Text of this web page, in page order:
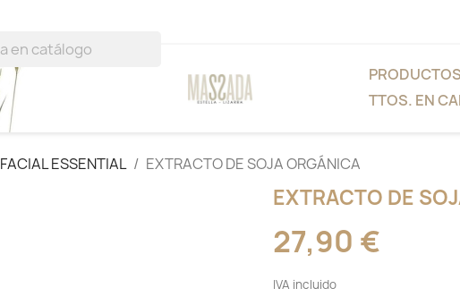
TTOS. EN
FACIAL ESSENTIAL EXTRACTO DE SOJA ORGÁNICA
EXTRACTO DE
27,90 €
IVA incluido